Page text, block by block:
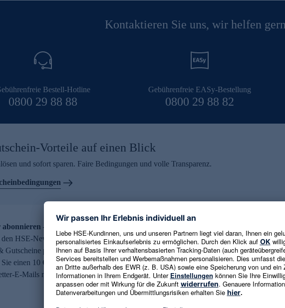
Kontaktieren Sie uns, wir helfen
Bestell-Hotline
0800 29 88 88
Gebührenfreie EASy-Bestellung
0800 29 88 82
Vorteile auf einen Blick
und sofort sparen. Faire Bedingungen und volle Transparenz.
– 10 € Gutschein erhalten
HSE-Newsletter abonnieren und aktuelle Trends,
Gutscheine per E-Mail erhalten. Als Dankeschön
einen 10 € Gutschein. Eine Abmeldung ist jederzeit in
E-Mails möglich.
E-Mail-Adresse
Es gelten die